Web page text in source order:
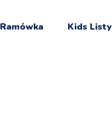
Ramówka Kids Listy